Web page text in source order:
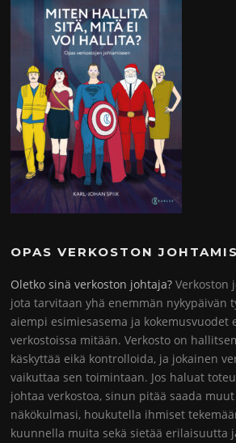
OPAS VERKOSTON
Oletko sinä verkoston johtaja? Verkoston
jota tarvitaan yhä enemmän nykypäivän
aiempi esimiesasema ja kokemusvuodet
verkostoissa mitään. Verkosto on
käskyttää eikä kontrolloida, ja jokainen
vaikuttaa sen toimintaan. Jos haluat
johtaa verkostoa, sinun pitää saada
näkökulmasi, houkutella ihmiset
kuunnella muita sekä sietää erilaisuutta